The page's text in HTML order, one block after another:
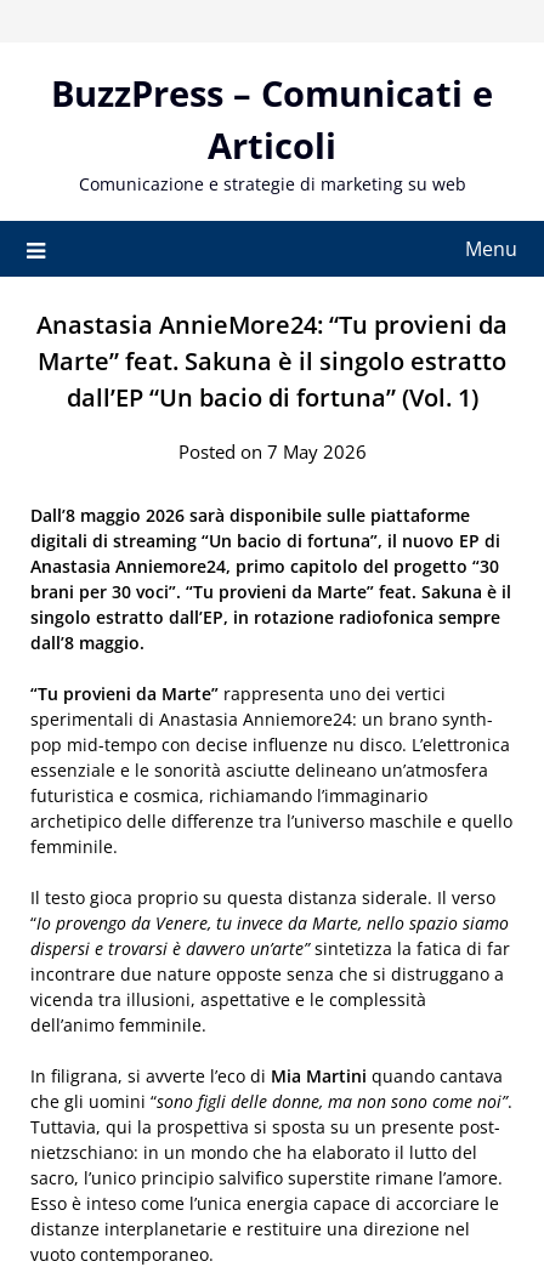
contentBuzzPress – Comunicati e
Articoli
Comunicazione e strategie di marketing su web
Menu
Anastasia AnnieMore24: “Tu provieni da
Marte” feat. Sakuna è il singolo estratto
dall’EP “Un bacio di fortuna” (Vol. 1)
Posted on 7 May 2026
Dall’8 maggio 2026 sarà disponibile sulle piattaforme
digitali di streaming “Un bacio di fortuna”, il nuovo EP di
Anastasia Anniemore24, primo capitolo del progetto “30
brani per 30 voci”. “Tu provieni da Marte” feat. Sakuna è il
singolo estratto dall’EP, in rotazione radiofonica sempre
dall’8 maggio.
“Tu provieni da Marte” rappresenta uno dei vertici
sperimentali di Anastasia Anniemore24: un brano synth-
pop mid-tempo con decise influenze nu disco. L’elettronica
essenziale e le sonorità asciutte delineano un’atmosfera
futuristica e cosmica, richiamando l’immaginario
archetipico delle differenze tra l’universo maschile e quello
femminile.
Il testo gioca proprio su questa distanza siderale. Il verso
“Io provengo da Venere, tu invece da Marte, nello spazio siamo
dispersi e trovarsi è davvero un’arte”sintetizza la fatica di far
incontrare due nature opposte senza che si distruggano a
vicenda tra illusioni, aspettative e le complessità
dell’animo femminile.
In filigrana, si avverte l’eco di Mia Martini quando cantava
che gli uomini “sono figli delle donne, ma non sono come noi”.
Tuttavia, qui la prospettiva si sposta su un presente post-
nietzschiano: in un mondo che ha elaborato il lutto del
sacro, l’unico principio salvifico superstite rimane l’amore.
Esso è inteso come l’unica energia capace di accorciare le
distanze interplanetarie e restituire una direzione nel
vuoto contemporaneo.